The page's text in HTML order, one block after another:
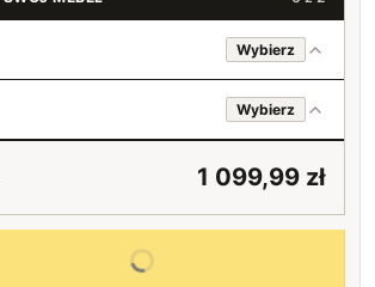
Wybierz
+100 zł
Wybierz
1 099,99 zł
Wybierz wszystkie opcje